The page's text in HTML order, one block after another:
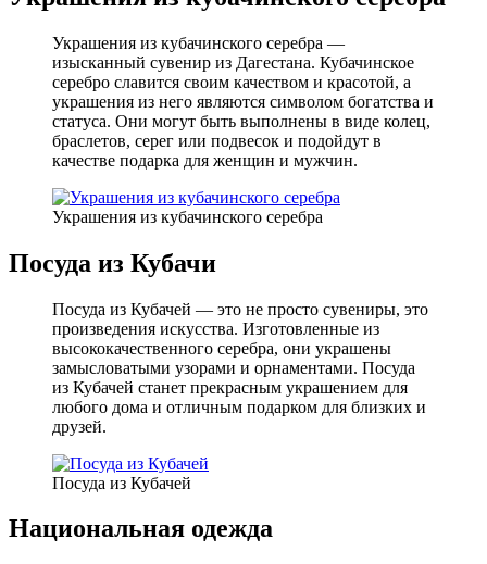
Украшения из кубачинского серебра —
изысканный сувенир из Дагестана. Кубачинское
серебро славится своим качеством и красотой, а
украшения из него являются символом богатства и
статуса. Они могут быть выполнены в виде колец,
браслетов, серег или подвесок и подойдут в
качестве подарка для женщин и мужчин.
Украшения из кубачинского серебра
Посуда из Кубачи
Посуда из Кубачей — это не просто сувениры, это
произведения искусства. Изготовленные из
высококачественного серебра, они украшены
замысловатыми узорами и орнаментами. Посуда
из Кубачей станет прекрасным украшением для
любого дома и отличным подарком для близких и
друзей.
Посуда из Кубачей
Национальная одежда